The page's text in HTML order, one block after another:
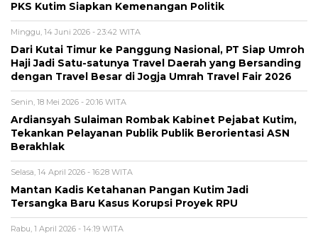
PKS Kutim Siapkan Kemenangan Politik
Minggu, 14 Juni 2026 - 23:42 WITA
Dari Kutai Timur ke Panggung Nasional, PT Siap Umroh
Haji Jadi Satu-satunya Travel Daerah yang Bersanding
dengan Travel Besar di Jogja Umrah Travel Fair 2026
Senin, 18 Mei 2026 - 20:16 WITA
Ardiansyah Sulaiman Rombak Kabinet Pejabat Kutim,
Tekankan Pelayanan Publik Publik Berorientasi ASN
Berakhlak
Selasa, 14 April 2026 - 16:28 WITA
Mantan Kadis Ketahanan Pangan Kutim Jadi
Tersangka Baru Kasus Korupsi Proyek RPU
Rabu, 1 April 2026 - 14:19 WITA